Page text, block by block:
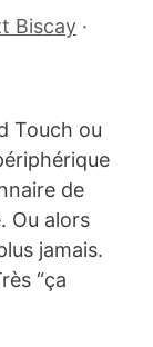
Biscay ·
Touch ou
de
Ou alors
jamais.
“ça